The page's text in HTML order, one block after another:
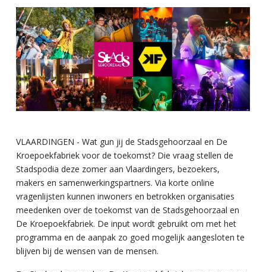
VLAARDINGEN - Wat gun jij de Stadsgehoorzaal en De
Kroepoekfabriek voor de toekomst? Die vraag stellen de
Stadspodia deze zomer aan Vlaardingers, bezoekers,
makers en samenwerkingspartners. Via korte online
vragenlijsten kunnen inwoners en betrokken organisaties
meedenken over de toekomst van de Stadsgehoorzaal en
De Kroepoekfabriek. De input wordt gebruikt om met het
programma en de aanpak zo goed mogelijk aangesloten te
blijven bij de wensen van de mensen.